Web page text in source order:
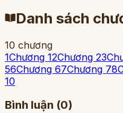
Danh sách
10 chương
1Chương 12Chương 23
56Chương 67Chương 78
10
Bình luận (0)